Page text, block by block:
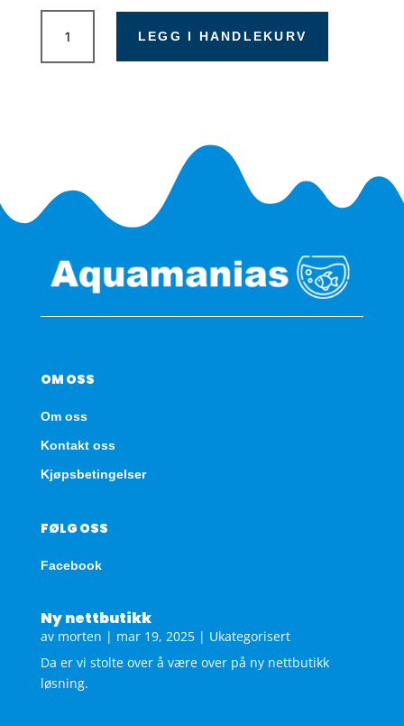
Tropica
Carbon
Nutrition
LEGG I HANDLEKURV
OM OSS
Om oss
Kontakt oss
Kjøpsbetingelser
FØLG OSS
Facebook
Ny nettbutikk
av morten | mar 19, 2025| Ukategorisert
Da er vi stolte over å være over på ny nettbutikk
løsning.